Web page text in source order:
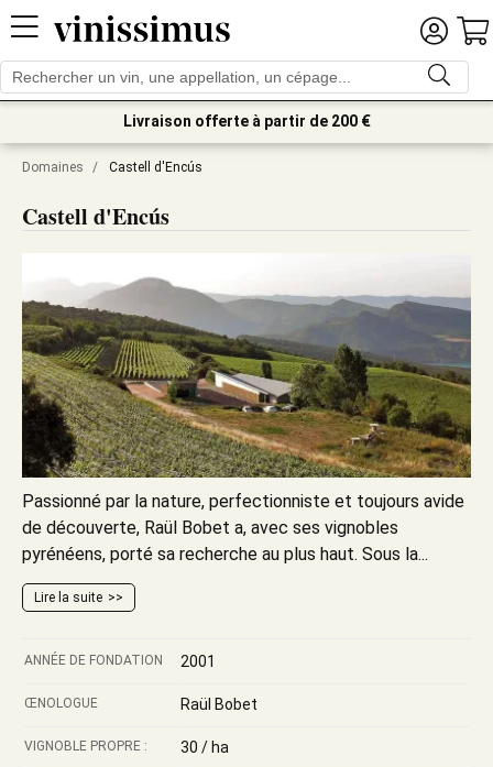
Livraison offerte à partir de 200 €
Domaines / Castell d'Encús
Castell d'Encús
Passionné par la nature, perfectionniste et toujours avide
de découverte, Raül Bobet a, avec ses vignobles
pyrénéens, porté sa recherche au plus haut. Sous la...
Lire la suite
ANNÉE DE FONDATION 2001
ŒNOLOGUE Raül Bobet
VIGNOBLE PROPRE : 30 / ha